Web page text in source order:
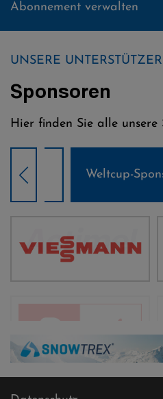
Abonnement verwalten
UNSERE UNTERSTÜTZER
Sponsoren
Hier finden Sie alle unsere
Weltcup-